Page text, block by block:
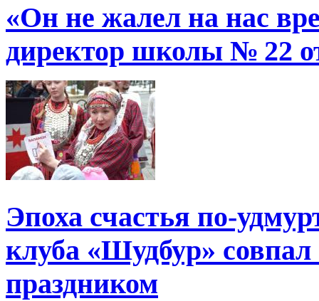
«Он не жалел на нас
директор школы № 22
Эпоха счастья по-
клуба «Шудбур»
праздником